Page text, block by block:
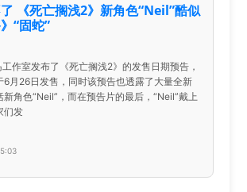
《死亡搁浅2》新角色“Neil”酷似
“固蛇”
作室发布了《死亡搁浅2》的发售日期预告，
6月26日发售，同时该预告也透露了大量全新
角色“Neil”，而在预告片的最后，“Neil”戴上
们发